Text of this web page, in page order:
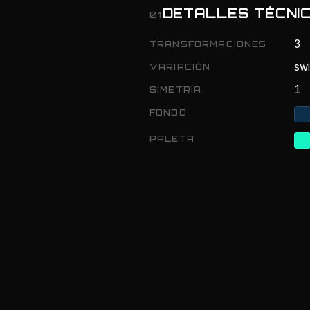
01 DETALLES
TRANSFORMACIONES 3
VARIACIÓN
SIMETRÍA 1
FONDO
PALETA